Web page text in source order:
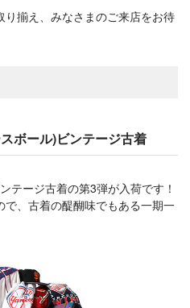
り揃え、みなさまのご来店をお待
ボール)ビンテージ古着
テージ古着の第3弾が入荷です！
、古着の醍醐味でもある一期一